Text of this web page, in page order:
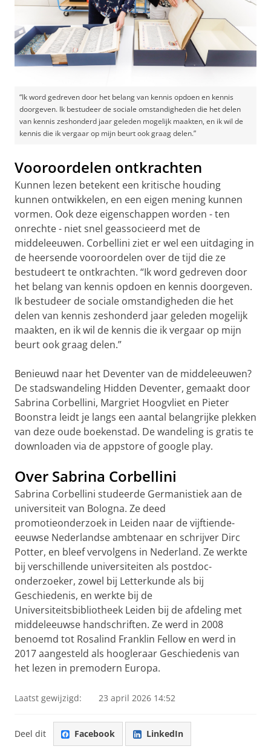
“Ik word gedreven door het belang van kennis opdoen en kennis
doorgeven. Ik bestudeer de sociale omstandigheden die het delen
van kennis zeshonderd jaar geleden mogelijk maakten, en ik wil de
kennis die ik vergaar op mijn beurt ook graag delen.”
Vooroordelen ontkrachten
Kunnen lezen betekent een kritische houding
kunnen ontwikkelen, en een eigen mening kunnen
vormen. Ook deze eigenschappen worden - ten
onrechte - niet snel geassocieerd met de
middeleeuwen. Corbellini ziet er wel een uitdaging in
de heersende vooroordelen over de tijd die ze
bestudeert te ontkrachten. “Ik word gedreven door
het belang van kennis opdoen en kennis doorgeven.
Ik bestudeer de sociale omstandigheden die het
delen van kennis zeshonderd jaar geleden mogelijk
maakten, en ik wil de kennis die ik vergaar op mijn
beurt ook graag delen.”
Benieuwd naar het Deventer van de middeleeuwen?
De stadswandeling Hidden Deventer, gemaakt door
Sabrina Corbellini, Margriet Hoogvliet en Pieter
Boonstra leidt je langs een aantal belangrijke plekken
van deze oude boekenstad. De wandeling is gratis te
downloaden via de appstore of google play.
Over Sabrina Corbellini
Sabrina Corbellini studeerde Germanistiek aan de
universiteit van Bologna. Ze deed
promotieonderzoek in Leiden naar de vijftiende-
eeuwse Nederlandse ambtenaar en schrijver Dirc
Potter, en bleef vervolgens in Nederland. Ze werkte
bij verschillende universiteiten als postdoc-
onderzoeker, zowel bij Letterkunde als bij
Geschiedenis, en werkte bij de
Universiteitsbibliotheek Leiden bij de afdeling met
middeleeuwse handschriften. Ze werd in 2008
benoemd tot Rosalind Franklin Fellow en werd in
2017 aangesteld als hoogleraar Geschiedenis van
het lezen in premodern Europa.
Laatst gewijzigd: 23 april 2026 14:52
Deel dit Facebook LinkedIn